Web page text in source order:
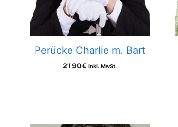
Perücke Charlie m. Bart
21,90€ inkl. MwSt.